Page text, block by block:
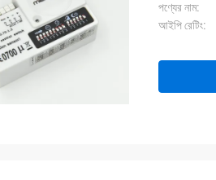
পণ্যের নাম:
আইপি রেটিং: